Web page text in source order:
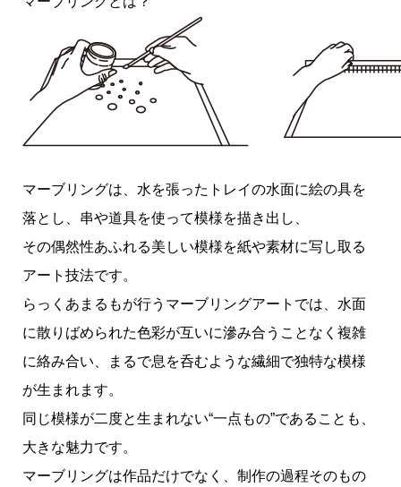
マーブリングは、水を張ったトレイの水面に絵の具を
落とし、串や道具を使って模様を描き出し、
その偶然性あふれる美しい模様を紙や素材に写し取る
アート技法です。
らっくあまるもが行うマーブリングアートでは、水面
に散りばめられた色彩が互いに滲み合うことなく複雑
に絡み合い、まるで息を呑むような繊細で独特な模様
が生まれます。
同じ模様が二度と生まれない“一点もの”であることも、
大きな魅力です。
マーブリングは作品だけでなく、制作の過程そのもの